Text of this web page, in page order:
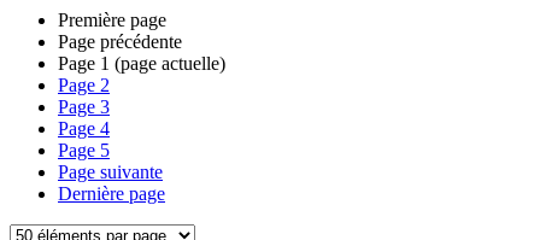
Première page
Page précédente
Page 1 (page actuelle)
Page 2
Page 3
Page 4
Page 5
Page suivante
Dernière page